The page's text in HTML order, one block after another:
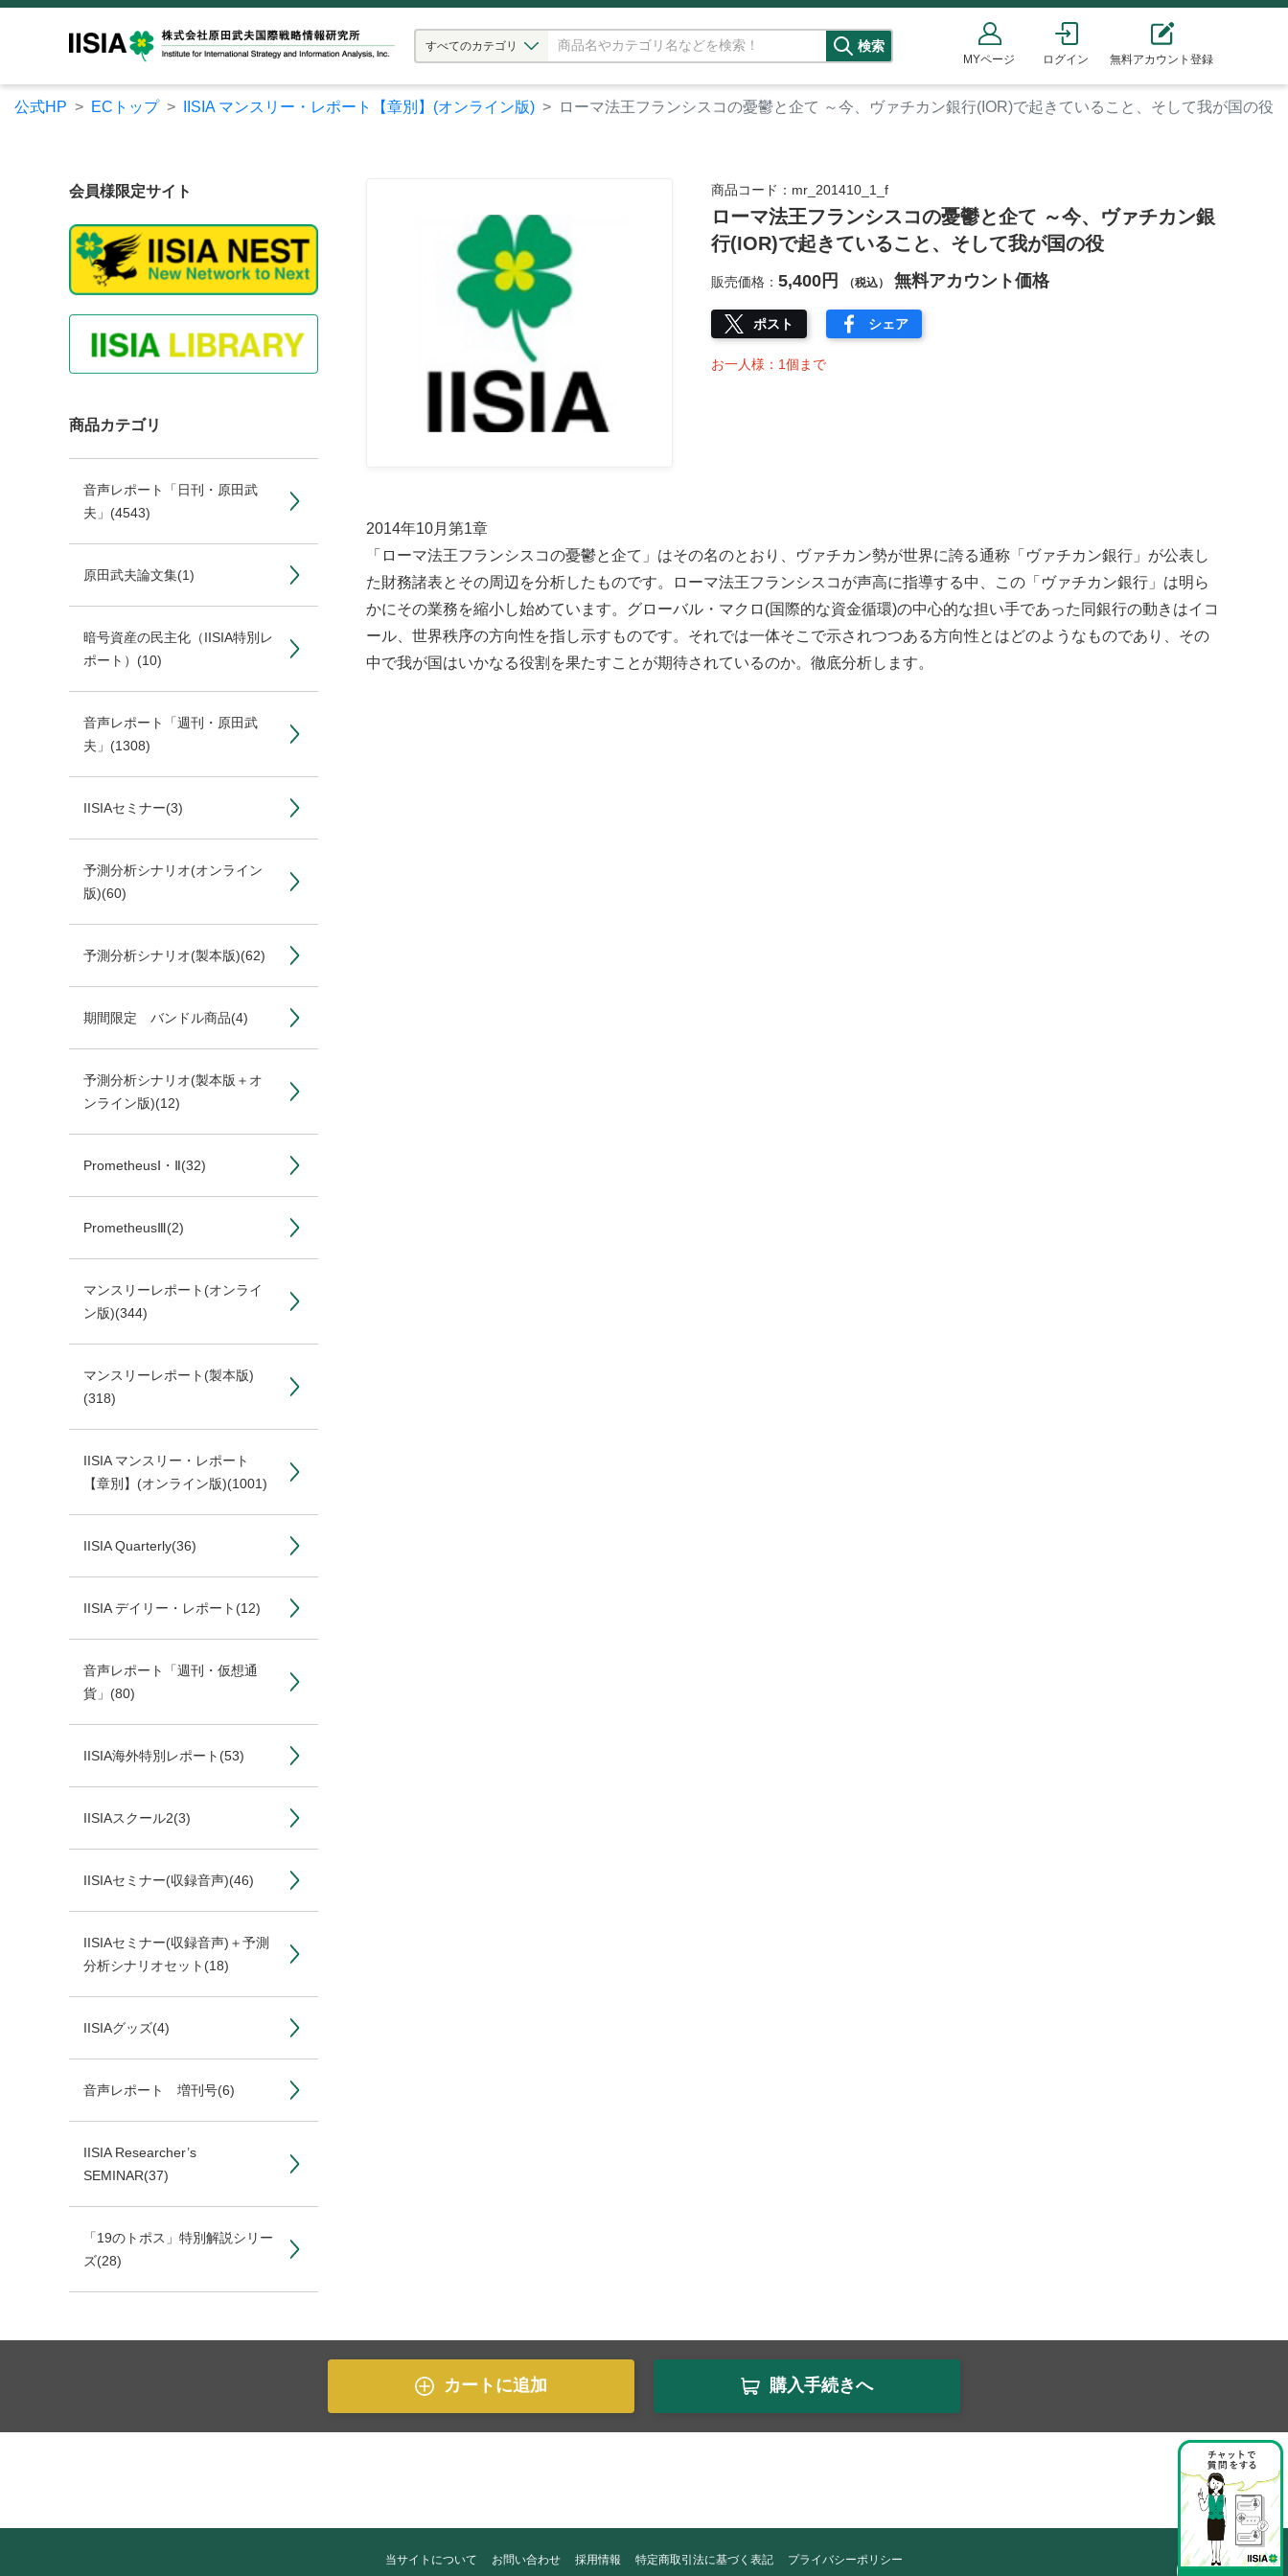
すべてのカテゴリ 検索
MYページ ログイン 無料アカウント登録
公式HP ECトップ IISIA マンスリー・レポート【章別】(オンライン版) ローマ法王フランシスコの憂鬱と企て ～今、ヴァチカン銀行(IOR)で起きていること、そして我が国の役
会員様限定サイト
商品カテゴリ
音声レポート「日刊・原田武
夫」 (4543)
原田武夫論文集(1)
暗号資産の民主化（IISIA特別レ
ポート） (10)
音声レポート「週刊・原田武
夫」 (1308)
IISIAセミナー(3)
予測分析シナリオ(オンライン
版)(60)
予測分析シナリオ(製本版)(62)
期間限定 バンドル商品(4)
予測分析シナリオ(製本版＋オ
ンライン版)(12)
PrometheusⅠ・Ⅱ(32)
PrometheusⅢ(2)
マンスリーレポート(オンライ
ン版)(344)
マンスリーレポート(製本版)
(318)
IISIA マンスリー・レポート
【章別】(オンライン版)(1001)
IISIA Quarterly(36)
IISIA デイリー・レポート (12)
音声レポート「週刊・仮想通
貨」 (80)
IISIA海外特別レポート (53)
IISIAスクール2(3)
IISIAセミナー(収録音声)(46)
IISIAセミナー(収録音声)＋予測
分析シナリオセット (18)
IISIAグッズ(4)
音声レポート 増刊号(6)
IISIA Researcher’s
SEMINAR(37)
「19のトポス」特別解説シリー
ズ(28)
商品コード：mr_201410_1_f
ローマ法王フランシスコの憂鬱と企て ～今、ヴァチカン銀
行(IOR)で起きていること、そして我が国の役
販売価格： 5,400円 （税込） 無料アカウント価格
ポスト シェア
お一人様：1個まで
2014年10月第1章
「ローマ法王フランシスコの憂鬱と企て」はその名のとおり、ヴァチカン勢が世界に誇る通称「ヴァチカン銀行」が公表し
た財務諸表とその周辺を分析したものです。ローマ法王フランシスコが声高に指導する中、この「ヴァチカン銀行」は明ら
かにその業務を縮小し始めています。グローバル・マクロ(国際的な資金循環)の中心的な担い手であった同銀行の動きはイコ
ール、世界秩序の方向性を指し示すものです。それでは一体そこで示されつつある方向性とはどのようなものであり、その
中で我が国はいかなる役割を果たすことが期待されているのか。徹底分析します。
カートに追加 購入手続きへ
当サイトについて お問い合わせ 採用情報 特定商取引法に基づく表記 プライバシーポリシー